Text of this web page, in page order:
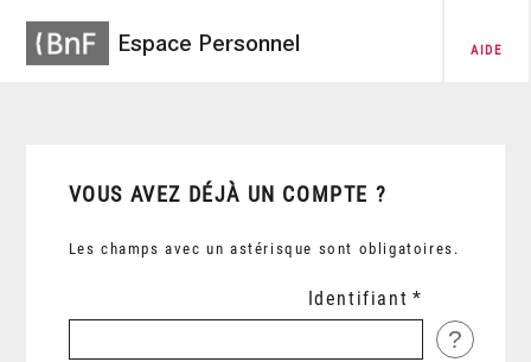
Espace Personnel AIDE
VOUS AVEZ DÉJÀ UN COMPTE ?
Les champs avec un astérisque sont obligatoires.
Identifiant
?